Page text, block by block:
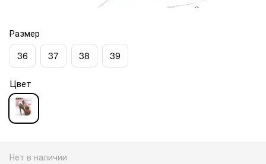
Размер
36 37 38 39
Цвет
Нет в наличии